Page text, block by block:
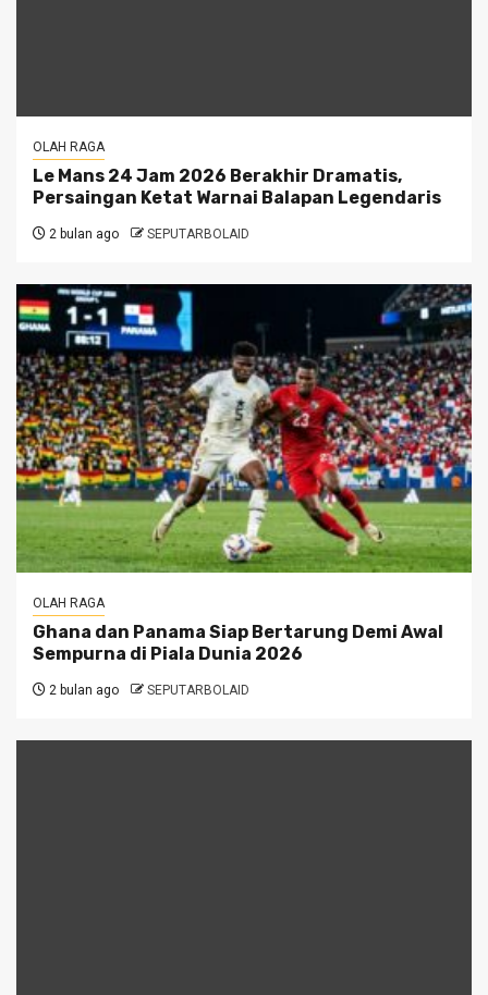
OLAH RAGA
Le Mans 24 Jam 2026 Berakhir Dramatis,
Persaingan Ketat Warnai Balapan Legendaris
2 bulan ago SEPUTARBOLAID
OLAH RAGA
Ghana dan Panama Siap Bertarung Demi Awal
Sempurna di Piala Dunia 2026
2 bulan ago SEPUTARBOLAID